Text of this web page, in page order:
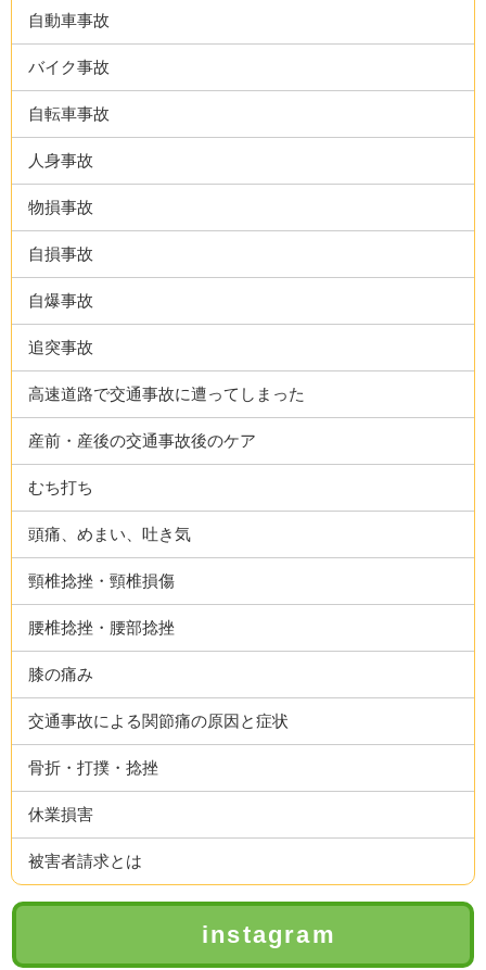
自動車事故
バイク事故
自転車事故
人身事故
物損事故
自損事故
自爆事故
追突事故
高速道路で交通事故に遭ってしまった
産前・産後の交通事故後のケア
むち打ち
頭痛、めまい、吐き気
頸椎捻挫・頸椎損傷
腰椎捻挫・腰部捻挫
膝の痛み
交通事故による関節痛の原因と症状
骨折・打撲・捻挫
休業損害
被害者請求とは
instagram